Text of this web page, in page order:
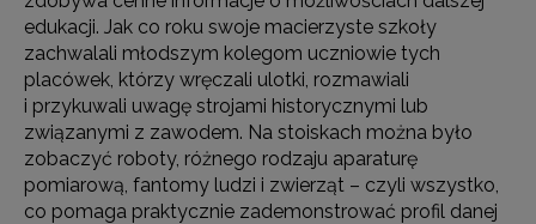
edukacji. Jak co roku swoje macierzyste szkoły
zachwalali młodszym kolegom uczniowie tych
placówek, którzy wręczali ulotki, rozmawiali
i przykuwali uwagę strojami historycznymi lub
związanymi z zawodem. Na stoiskach można było
zobaczyć roboty, różnego rodzaju aparaturę
pomiarową, fantomy ludzi i zwierząt – czyli wszystko,
co pomaga praktycznie zademonstrować profil danej